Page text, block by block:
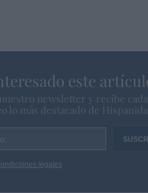
este
newsletter y recibe
lo más destacado de
legales